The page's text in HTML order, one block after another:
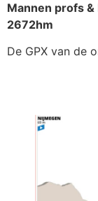
Mannen profs
2672hm
De GPX van de